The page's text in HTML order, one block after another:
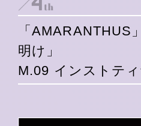
「AMARANTHUS
明け」
M.09 インストテ